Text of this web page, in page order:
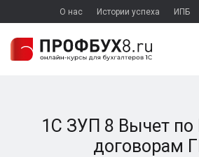
О нас Истории успеха ИПБ
1С ЗУП 8 Вычет
договорам